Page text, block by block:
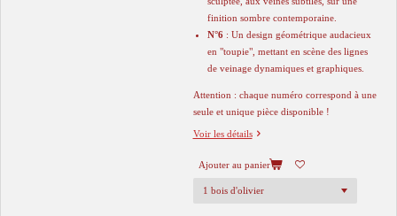
finition sombre contemporaine.
N°6 : Un design géométrique audacieux
en "toupie", mettant en scène des lignes
de veinage dynamiques et graphiques.
​Attention : chaque numéro correspond à une
seule et unique pièce disponible !
Voir les détails
Ajouter au panier